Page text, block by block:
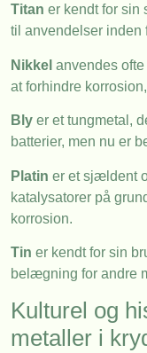
Titan er kendt for sin
til anvendelser inden
Nikkel anvendes
at forhindre
Bly er et tungmetal,
batterier, men nu er
Platin er et sjældent
katalysatorer på
korrosion.
Tin er kendt for sin
belægning for andre
Kulturel og
metaller i